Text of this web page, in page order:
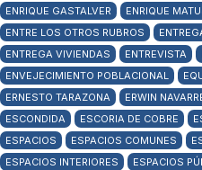
ENRIQUE GASTALVER
ENRIQUE
ENTRE LOS OTROS RUBROS
ENTREGA VIVIENDAS
ENTREVISTA
ENVEJECIMIENTO POBLACIONAL
ERNESTO TARAZONA
ERWIN
ESCONDIDA
ESCORIA DE COBRE
ESPACIOS
ESPACIOS COMUNES
ESPACIOS INTERIORES
ESPACIOS